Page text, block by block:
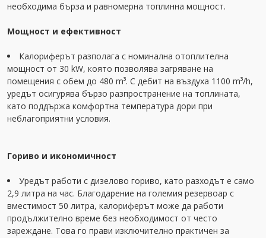
необходима бърза и равномерна топлинна мощност.
Мощност и ефективност
Калориферът разполага с номинална отоплителна
мощност от 30 kW, която позволява загряване на
помещения с обем до 480 m³. С дебит на въздуха 1100 m³/h,
уредът осигурява бързо разпространение на топлината,
като поддържа комфортна температура дори при
неблагоприятни условия.
Гориво и икономичност
Уредът работи с дизелово гориво, като разходът е само
2,9 литра на час. Благодарение на големия резервоар с
вместимост 50 литра, калориферът може да работи
продължително време без необходимост от често
зареждане. Това го прави изключително практичен за